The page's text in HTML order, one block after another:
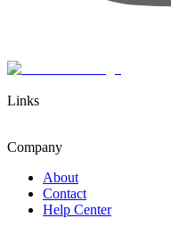
Links
Company
About
Contact
Help Center